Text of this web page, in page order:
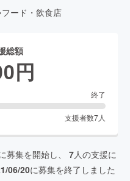
フード・飲食店
総額
円
終了
支援者数7人
募集を開始し、 7人の支援に
06/20に募集を終了しました